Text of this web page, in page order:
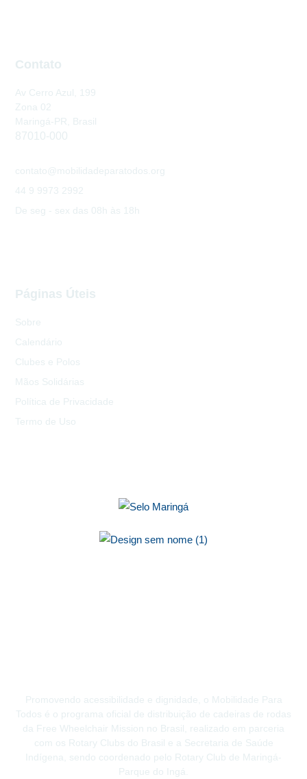
Promovendo acessibilidade e dignidade, o Mobilidade Para
Todos é o programa oficial de distribuição de cadeiras de rodas
da Free Wheelchair Mission no Brasil, realizado em parceria
com os Rotary Clubs do Brasil e a Secretaria de Saúde
Indígena, sendo coordenado pelo Rotary Club de Maringá-
Parque do Ingá.
Páginas Úteis
Sobre
Calendário
Clubes e Polos
Mãos Solidárias
Política de Privacidade
Termo de Uso
Contato
Av Cerro Azul, 199
Zona 02
Maringá-PR, Brasil
87010-000
contato@mobilidadeparatodos.org
44 9 9973 2992
De seg - sex das 08h às 18h